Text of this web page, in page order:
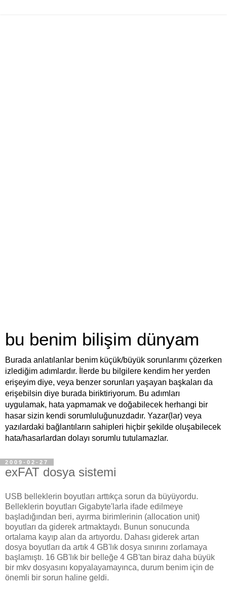
bu benim bilişim dünyam
Burada anlatılanlar benim küçük/büyük sorunlarımı çözerken
izlediğim adımlardır. İlerde bu bilgilere kendim her yerden
erişeyim diye, veya benzer sorunları yaşayan başkaları da
erişebilsin diye burada biriktiriyorum. Bu adımları
uygulamak, hata yapmamak ve doğabilecek herhangi bir
hasar sizin kendi sorumluluğunuzdadır. Yazar(lar) veya
yazılardaki bağlantıların sahipleri hiçbir şekilde oluşabilecek
hata/hasarlardan dolayı sorumlu tutulamazlar.
2009-02-27
exFAT dosya sistemi
USB belleklerin boyutları arttıkça sorun da büyüyordu.
Belleklerin boyutları Gigabyte'larla ifade edilmeye
başladığından beri, ayırma birimlerinin (allocation unit)
boyutları da giderek artmaktaydı. Bunun sonucunda
ortalama kayıp alan da artıyordu. Dahası giderek artan
dosya boyutları da artık 4 GB'lık dosya sınırını zorlamaya
başlamıştı. 16 GB'lık bir belleğe 4 GB'tan biraz daha büyük
bir mkv dosyasını kopyalayamayınca, durum benim için de
önemli bir sorun haline geldi.